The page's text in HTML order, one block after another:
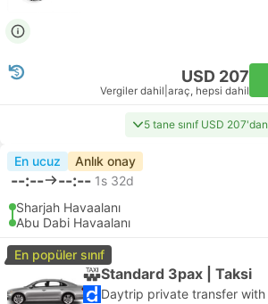
USD 207
Vergiler dahil araç, hepsi dahil
5 tane sınıf USD 207'dan
En ucuz Anlık onay
--:-- --:-- 1s 32d
Sharjah Havaalanı
Abu Dabi Havaalanı
En popüler sınıf
Standard 3pax | Taksi